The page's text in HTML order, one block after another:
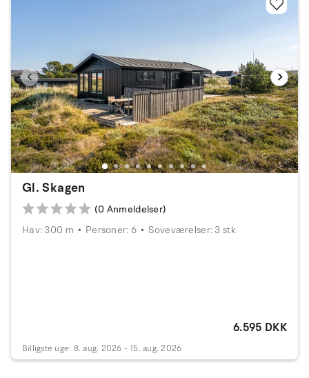
Gl. Skagen
(0 Anmeldelser)
Hav: 300 m
Personer: 6 Soveværelser: 3 stk
6.595 DKK
Billigste uge: 8. aug. 2026 - 15. aug. 2026